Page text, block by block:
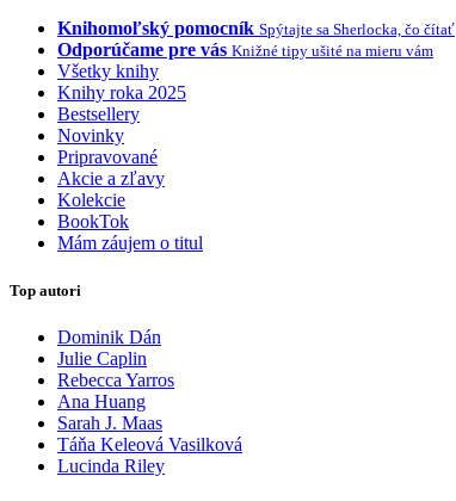
Knihomoľský pomocník Spýtajte sa Sherlocka, čo čítať
Odporúčame pre vás Knižné tipy ušité na mieru vám
Všetky knihy
Knihy roka 2025
Bestsellery
Novinky
Pripravované
Akcie a zľavy
Kolekcie
BookTok
Mám záujem o titul
Top autori
Dominik Dán
Julie Caplin
Rebecca Yarros
Ana Huang
Sarah J. Maas
Táňa Keleová Vasilková
Lucinda Riley